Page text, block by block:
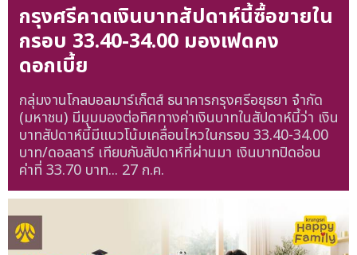
กรุงศรีคาดเงินบาทสัปดาห์นี้ซื้อขายใน
กรอบ 33.40-34.00 มองเฟดคง
ดอกเบี้ย
กลุ่มงานโกลบอลมาร์เก็ตส์ ธนาคารกรุงศรีอยุธยา จำกัด
(มหาชน) มีมุมมองต่อทิศทางค่าเงินบาทในสัปดาห์นี้ว่า เงิน
บาทสัปดาห์นี้มีแนวโน้มเคลื่อนไหวในกรอบ 33.40-34.00
บาท/ดอลลาร์ เทียบกับสัปดาห์ที่ผ่านมา เงินบาทปิดอ่อน
ค่าที่ 33.70 บาท... 27 ก.ค.